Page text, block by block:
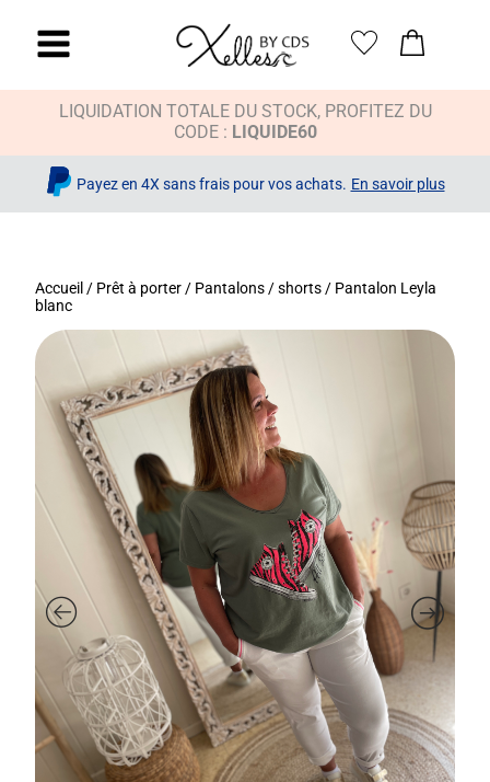
LIQUIDATION TOTALE DU STOCK, PROFITEZ DU
CODE : LIQUIDE60
Payez en 4X sans frais pour vos achats. En savoir plus
Accueil / Prêt à porter / Pantalons / shorts / Pantalon Leyla
blanc